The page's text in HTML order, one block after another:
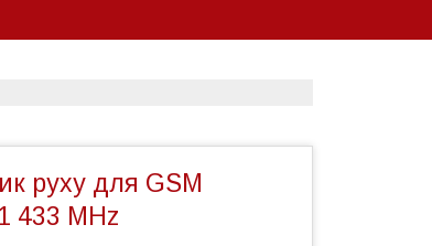
руху для GSM
433 MHz